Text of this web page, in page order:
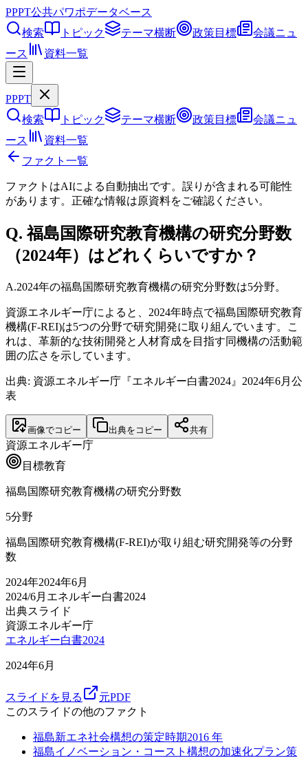
PPPT公共パワポデータベース
検索
トピック テーマ横断 政策目標
会議ニュ
ース
資料一覧
PPPT
検索
トピック テーマ横断 政策目標
会議ニュ
ース
資料一覧
ファクト一覧
ファクトはAIによる自動抽出です。誤りが含まれる可能性
があります。正確な情報は原資料をご確認ください。
Q.福島国際研究教育機構の研究分野数
（2024年）はどれくらいですか？
A.2024年の福島国際研究教育機構の研究分野数は5分野。
資源エネルギー庁によると、2024年時点で福島国際研究教育
機構(F-REI)は5つの分野で研究開発に取り組んでいます。こ
れは、革新的な技術開発と人材育成を目指す同機構の活動範
囲の広さを示しています。
出典: 資源エネルギー庁『エネルギー白書2024』2024年6月公
表
画像でコピー 出典をコピー 共有
資源エネルギー庁
目標教育
福島国際研究教育機構の研究分野数
5分野
福島国際研究教育機構(F-REI)が取り組む研究開発等の分野
数
2024年2024年6月
2024/6月 エネルギー白書2024
出典スライド
資源エネルギー庁
エネルギー白書2024
2024年6月
スライドを見る
元PDF
このスライドの他のファクト
福島新エネ社会構想の策定時期2016 年
福島イノベーション・コースト構想の加速化プラン策